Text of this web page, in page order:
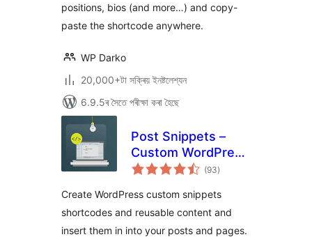
positions, bios (and more…) and copy-
paste the shortcode anywhere.
WP Darko
20,000+টা সক্ৰিয় ইনষ্টলেশ্যন
6.9.5ৰ সৈতে পৰীক্ষা কৰা হৈছে
Post Snippets –
Custom WordPress
Code Snippets
(93টা
মুঠ)
Create WordPress custom snippets
shortcodes and reusable content and
insert them in into your posts and pages.